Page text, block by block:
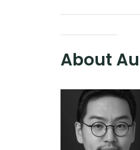
About